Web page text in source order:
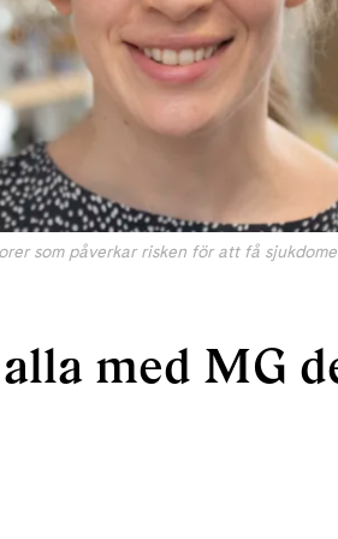
som påverkar risken för att få
med MG